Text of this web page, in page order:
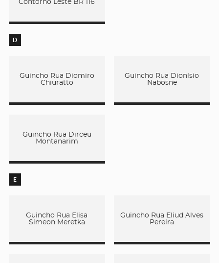
Contorno Leste BR 116
D
Guincho Rua Diomiro
Chiuratto
Guincho Rua Dionísio
Nabosne
Guincho Rua Dirceu
Montanarim
E
Guincho Rua Elisa
Simeon Meretka
Guincho Rua Eliud Alves
Pereira